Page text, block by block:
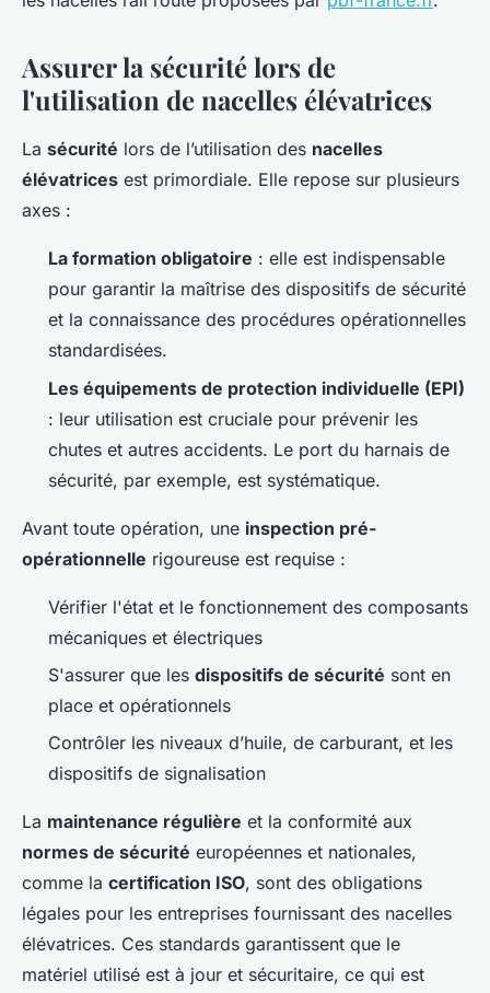
Assurer la sécurité lors de
l'utilisation de nacelles élévatrices
La sécurité lors de l’utilisation des nacelles
élévatrices est primordiale. Elle repose sur plusieurs
axes :
La formation obligatoire : elle est indispensable
pour garantir la maîtrise des dispositifs de sécurité
et la connaissance des procédures opérationnelles
standardisées.
Les équipements de protection individuelle (EPI)
: leur utilisation est cruciale pour prévenir les
chutes et autres accidents. Le port du harnais de
sécurité, par exemple, est systématique.
Avant toute opération, une inspection pré-
opérationnelle rigoureuse est requise :
Vérifier l'état et le fonctionnement des composants
mécaniques et électriques
S'assurer que les dispositifs de sécurité sont en
place et opérationnels
Contrôler les niveaux d’huile, de carburant, et les
dispositifs de signalisation
La maintenance régulière et la conformité aux
normes de sécurité européennes et nationales,
comme la certification ISO, sont des obligations
légales pour les entreprises fournissant des nacelles
élévatrices. Ces standards garantissent que le
matériel utilisé est à jour et sécuritaire, ce qui est